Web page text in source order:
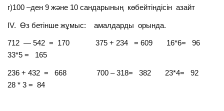
г)100 –ден 9 және 10 сандарының көбейтіндісін азайт
ІV. Өз бетінше жұмыс: амалдарды орында.
712 — 542 = 170 375 + 234 = 609 16*6= 96
33*5 = 165
236 + 432 = 668 700 – 318= 382 23*4= 92
28 * 3 = 84